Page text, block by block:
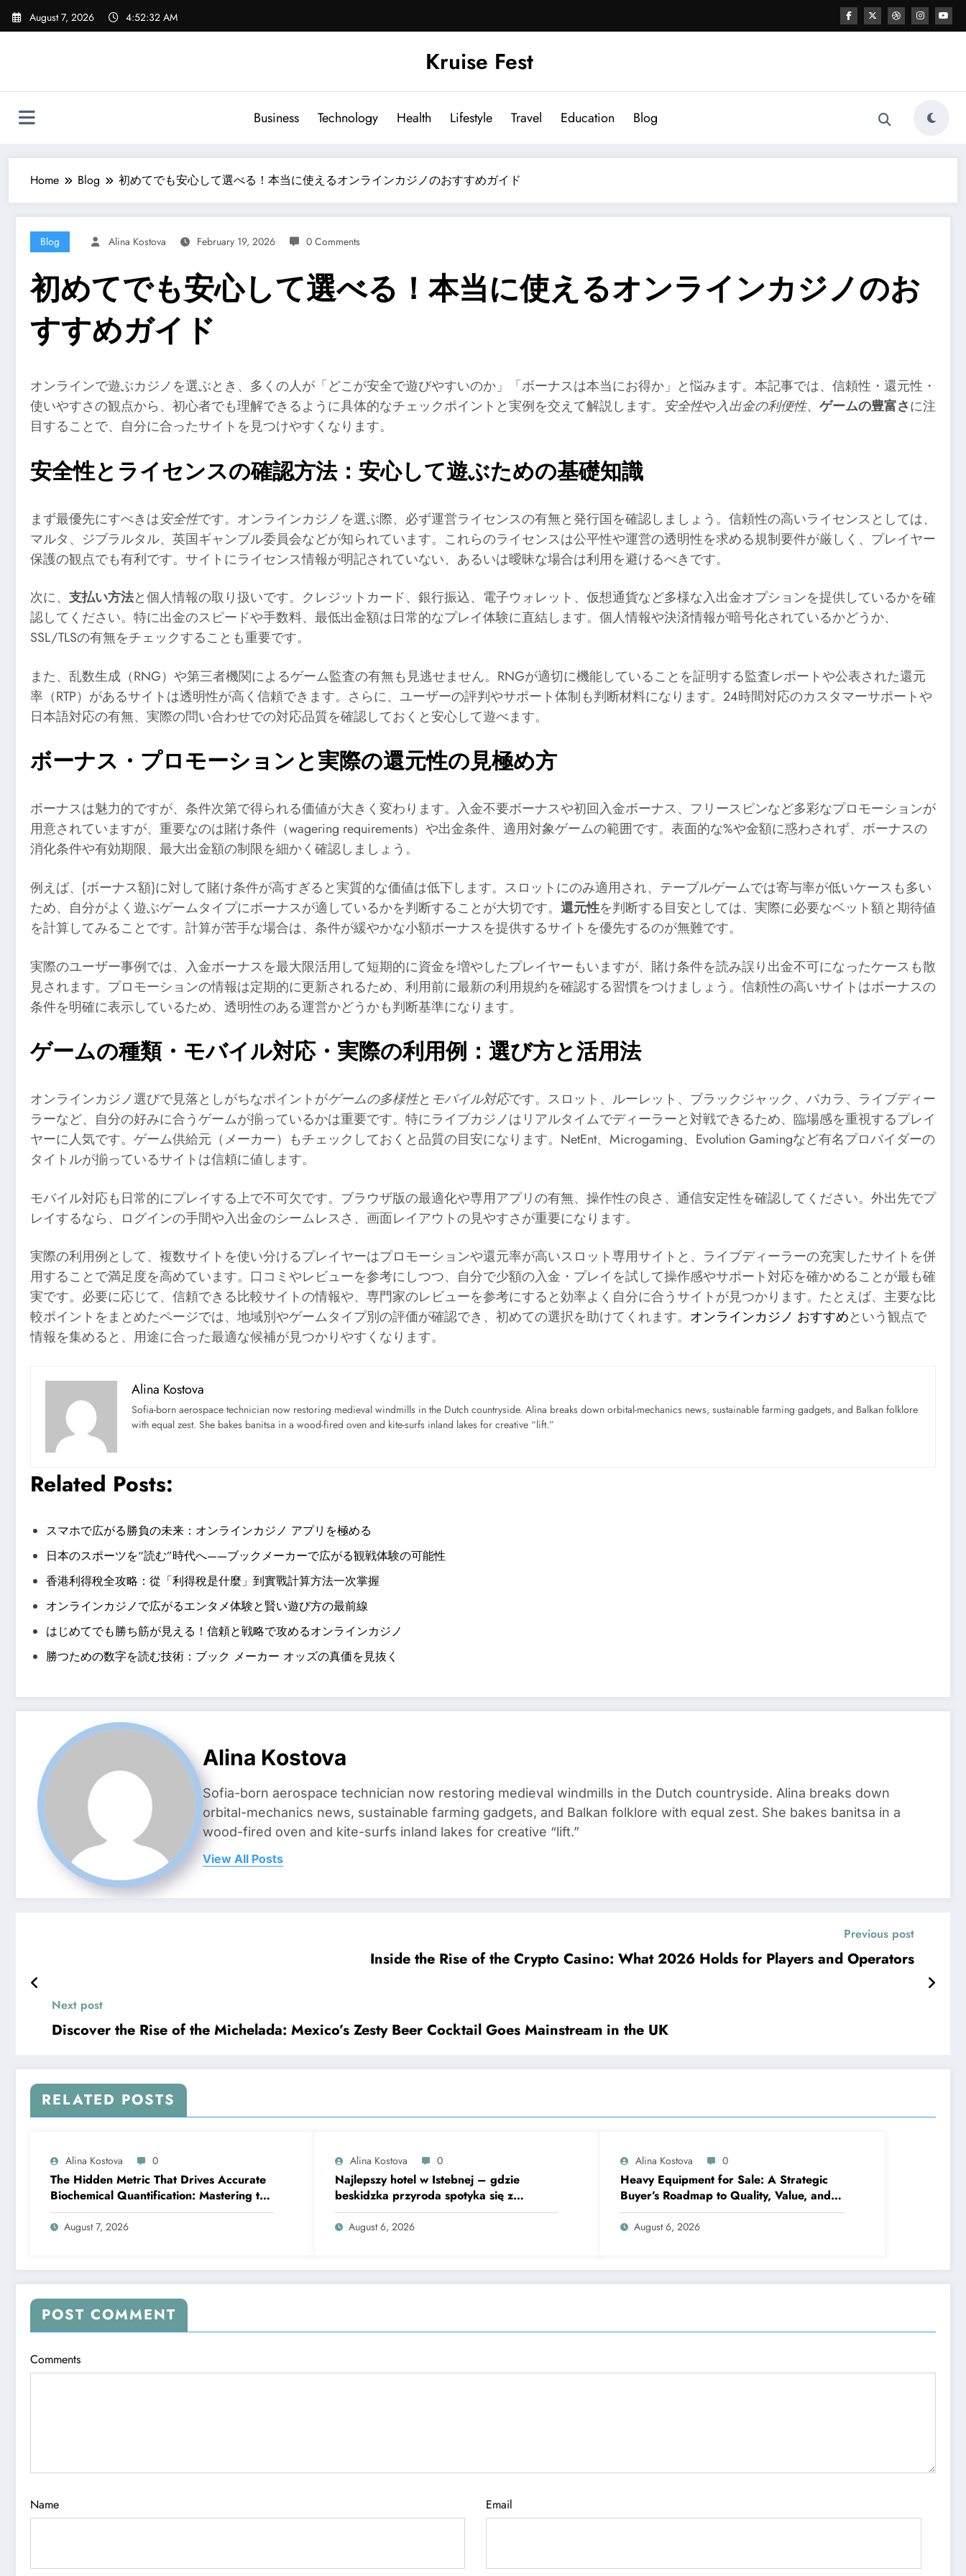
Skip
August 7, 2026 4:52:33 AM
Kruise Fest
Business Technology Health Lifestyle Travel Education Blog
Home Blog 初めてでも安心して選べる！本当に使えるオンラインカジノのおすすめガイド
Blog Alina Kostova February 19, 2026 0 Comments
初めてでも安心して選べる！本当に使えるオンラインカジノのお
すすめガイド
オンラインで遊ぶカジノを選ぶとき、多くの人が「どこが安全で遊びやすいのか」「ボーナスは本当にお得か」と悩みます。本記事では、信頼性・還元性・
使いやすさの観点から、初心者でも理解できるように具体的なチェックポイントと実例を交えて解説します。 安全性や入出金の利便性、 ゲームの豊富さに注
目することで、自分に合ったサイトを見つけやすくなります。
安全性とライセンスの確認方法：安心して遊ぶための基礎知識
まず最優先にすべきは安全性です。オンラインカジノを選ぶ際、必ず運営ライセンスの有無と発行国を確認しましょう。信頼性の高いライセンスとしては、
マルタ、ジブラルタル、英国ギャンブル委員会などが知られています。これらのライセンスは公平性や運営の透明性を求める規制要件が厳しく、プレイヤー
保護の観点でも有利です。サイトにライセンス情報が明記されていない、あるいは曖昧な場合は利用を避けるべきです。
次に、 支払い方法と個人情報の取り扱いです。クレジットカード、銀行振込、電子ウォレット、仮想通貨など多様な入出金オプションを提供しているかを確
認してください。特に出金のスピードや手数料、最低出金額は日常的なプレイ体験に直結します。個人情報や決済情報が暗号化されているかどうか、
SSL/TLSの有無をチェックすることも重要です。
また、乱数生成（RNG）や第三者機関によるゲーム監査の有無も見逃せません。RNGが適切に機能していることを証明する監査レポートや公表された還元
率（RTP）があるサイトは透明性が高く信頼できます。さらに、ユーザーの評判やサポート体制も判断材料になります。24時間対応のカスタマーサポートや
日本語対応の有無、実際の問い合わせでの対応品質を確認しておくと安心して遊べます。
ボーナス・プロモーションと実際の還元性の見極め方
ボーナスは魅力的ですが、条件次第で得られる価値が大きく変わります。入金不要ボーナスや初回入金ボーナス、フリースピンなど多彩なプロモーションが
用意されていますが、重要なのは賭け条件（wagering requirements）や出金条件、適用対象ゲームの範囲です。表面的な%や金額に惑わされず、ボーナスの
消化条件や有効期限、最大出金額の制限を細かく確認しましょう。
例えば、{ボーナス額}に対して賭け条件が高すぎると実質的な価値は低下します。スロットにのみ適用され、テーブルゲームでは寄与率が低いケースも多い
ため、自分がよく遊ぶゲームタイプにボーナスが適しているかを判断することが大切です。 還元性を判断する目安としては、実際に必要なベット額と期待値
を計算してみることです。計算が苦手な場合は、条件が緩やかな小額ボーナスを提供するサイトを優先するのが無難です。
実際のユーザー事例では、入金ボーナスを最大限活用して短期的に資金を増やしたプレイヤーもいますが、賭け条件を読み誤り出金不可になったケースも散
見されます。プロモーションの情報は定期的に更新されるため、利用前に最新の利用規約を確認する習慣をつけましょう。信頼性の高いサイトはボーナスの
条件を明確に表示しているため、透明性のある運営かどうかも判断基準になります。
ゲームの種類・モバイル対応・実際の利用例：選び方と活用法
オンラインカジノ選びで見落としがちなポイントがゲームの多様性と モバイル対応です。スロット、ルーレット、ブラックジャック、バカラ、ライブディー
ラーなど、自分の好みに合うゲームが揃っているかは重要です。特にライブカジノはリアルタイムでディーラーと対戦できるため、臨場感を重視するプレイ
ヤーに人気です。ゲーム供給元（メーカー）もチェックしておくと品質の目安になります。NetEnt、Microgaming、Evolution Gamingなど有名プロバイダーの
タイトルが揃っているサイトは信頼に値します。
モバイル対応も日常的にプレイする上で不可欠です。ブラウザ版の最適化や専用アプリの有無、操作性の良さ、通信安定性を確認してください。外出先でプ
レイするなら、ログインの手間や入出金のシームレスさ、画面レイアウトの見やすさが重要になります。
実際の利用例として、複数サイトを使い分けるプレイヤーはプロモーションや還元率が高いスロット専用サイトと、ライブディーラーの充実したサイトを併
用することで満足度を高めています。口コミやレビューを参考にしつつ、自分で少額の入金・プレイを試して操作感やサポート対応を確かめることが最も確
実です。必要に応じて、信頼できる比較サイトの情報や、専門家のレビューを参考にすると効率よく自分に合うサイトが見つかります。たとえば、主要な比
較ポイントをまとめたページでは、地域別やゲームタイプ別の評価が確認でき、初めての選択を助けてくれます。 オンラインカジノ おすすめという観点で
情報を集めると、用途に合った最適な候補が見つかりやすくなります。
Alina Kostova
Sofia-born aerospace technician now restoring medieval windmills in the Dutch countryside. Alina breaks down orbital-mechanics news, sustainable farming gadgets, and Balkan folklore
with equal zest. She bakes banitsa in a wood-fired oven and kite-surfs inland lakes for creative “lift.”
Related Posts:
スマホで広がる勝負の未来：オンラインカジノ アプリを極める
日本のスポーツを“読む”時代へ——ブックメーカーで広がる観戦体験の可能性
香港利得稅全攻略：從「利得稅是什麼」到實戰計算方法一次掌握
オンラインカジノで広がるエンタメ体験と賢い遊び方の最前線
はじめてでも勝ち筋が見える！信頼と戦略で攻めるオンラインカジノ
勝つための数字を読む技術：ブック メーカー オッズの真価を見抜く
Alina Kostova
Sofia-born aerospace technician now restoring medieval windmills in the Dutch countryside. Alina breaks down
orbital-mechanics news, sustainable farming gadgets, and Balkan folklore with equal zest. She bakes banitsa in a
wood-fired oven and kite-surfs inland lakes for creative “lift.”
View All Posts
Previous post
Inside the Rise of the Crypto Casino: What 2026 Holds for Players and Operators
Next post
Discover the Rise of the Michelada: Mexico’s Zesty Beer Cocktail Goes Mainstream in the UK
RELATED POSTS
Alina Kostova 0
The Hidden Metric That Drives Accurate
Biochemical Quantification: Mastering the
Extinction Coefficient
August 7, 2026
Alina Kostova 0
Najlepszy hotel w Istebnej – gdzie
beskidzka przyroda spotyka się z
lawendową magią
August 6, 2026
Alina Kostova 0
Heavy Equipment for Sale: A Strategic
Buyer’s Roadmap to Quality, Value, and
Financing
August 6, 2026
POST COMMENT
Comments
Name Email